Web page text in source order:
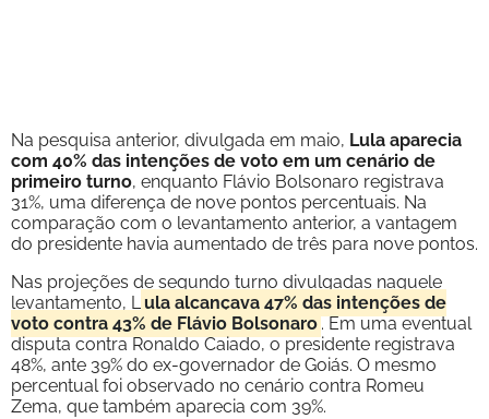
Na pesquisa anterior, divulgada em maio, Lula aparecia
com 40% das intenções de voto em um cenário de
primeiro turno, enquanto Flávio Bolsonaro registrava
31%, uma diferença de nove pontos percentuais. Na
comparação com o levantamento anterior, a vantagem
do presidente havia aumentado de três para nove pontos.
Nas projeções de segundo turno divulgadas naquele
levantamento, L ula alcançava 47% das intenções de
voto contra 43% de Flávio Bolsonaro. Em uma eventual
disputa contra Ronaldo Caiado, o presidente registrava
48%, ante 39% do ex-governador de Goiás. O mesmo
percentual foi observado no cenário contra Romeu
Zema, que também aparecia com 39%.